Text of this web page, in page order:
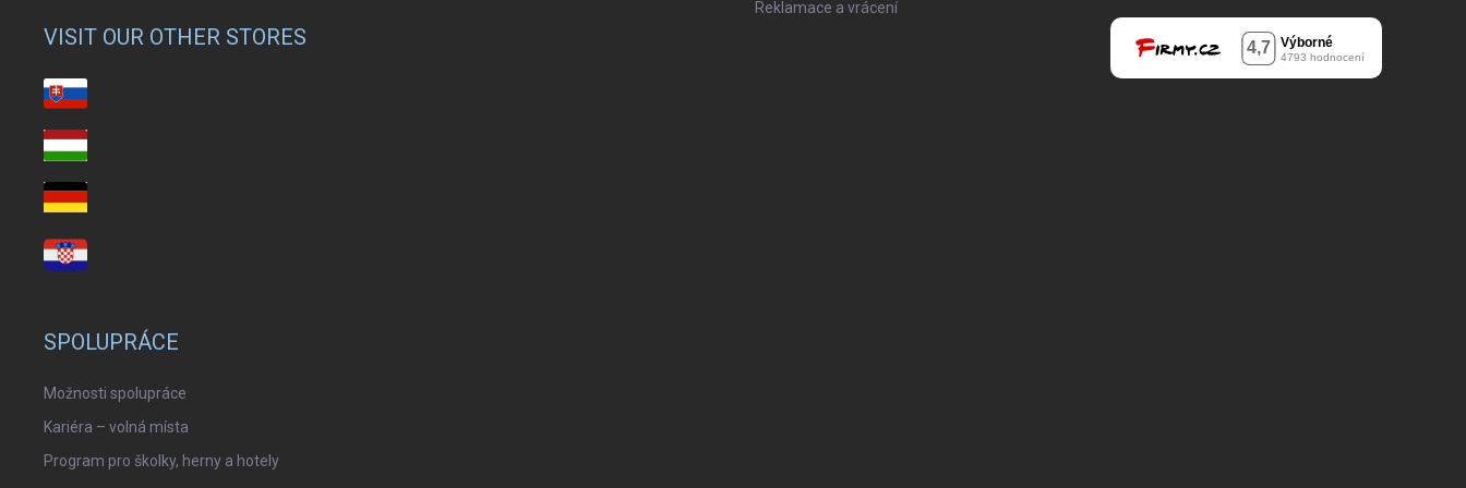
VISIT OUR OTHER STORES
Reklamace a vrácení
SPOLUPRÁCE
Možnosti spolupráce
Kariéra – volná místa
Program pro školky, herny a hotely